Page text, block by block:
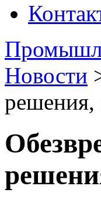
Новости
решения,